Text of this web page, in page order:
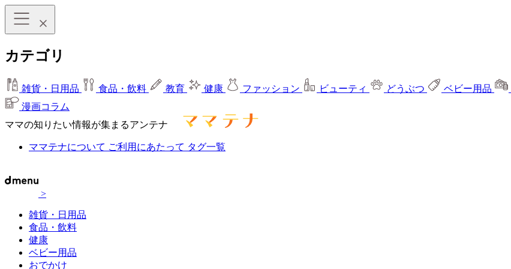
カテゴリ
雑貨・日用品 食品・飲料 教育 健康 ファッション ビューティ どうぶつ ベビー用品
漫画コラム
ママの知りたい情報が集まるアンテナ
ママテナについて ご利用にあたって タグ一覧
>
雑貨・日用品
食品・飲料
健康
ベビー用品
おでかけ